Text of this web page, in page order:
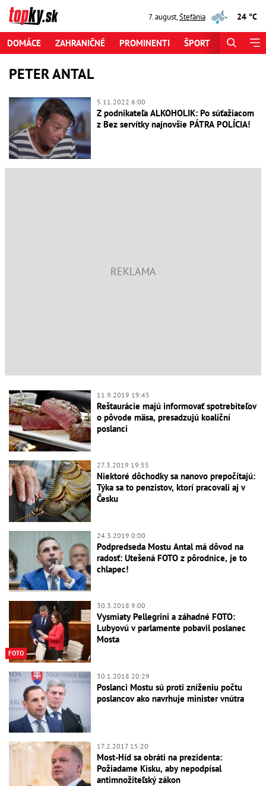
7. august,Štefánia 24 °C
DOMÁCE ZAHRANIČNÉ PROMINENTI ŠPORT
PETER ANTAL
5.11.2022 6:00
Z podnikateľa ALKOHOLIK: Po súťažiacom
z Bez servítky najnovšie PÁTRA POLÍCIA!
11.9.2019 19:45
Reštaurácie majú informovať spotrebiteľov
o pôvode mäsa, presadzujú koaliční
poslanci
27.3.2019 19:55
Niektoré dôchodky sa nanovo prepočítajú:
Týka sa to penzistov, ktorí pracovali aj v
Česku
24.3.2019 0:00
Podpredseda Mostu Antal má dôvod na
radosť: Utešená FOTO z pôrodnice, je to
chlapec!
FOTO
30.3.2018 9:00
Vysmiaty Pellegrini a záhadné FOTO:
Lubyovú v parlamente pobavil poslanec
Mosta
30.1.2018 20:29
Poslanci Mostu sú proti zníženiu počtu
poslancov ako navrhuje minister vnútra
17.2.2017 15:20
Most-Híd sa obráti na prezidenta:
Požiadame Kisku, aby nepodpísal
antimnožiteľský zákon